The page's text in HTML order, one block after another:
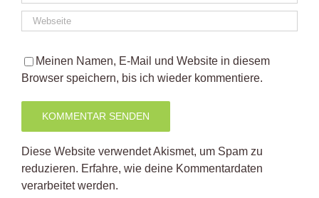
Meinen Namen, E-Mail und Website in diesem
Browser speichern, bis ich wieder kommentiere.
Diese Website verwendet Akismet, um Spam zu
reduzieren. Erfahre, wie deine Kommentardaten
verarbeitet werden.